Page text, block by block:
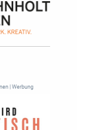
| Werbung